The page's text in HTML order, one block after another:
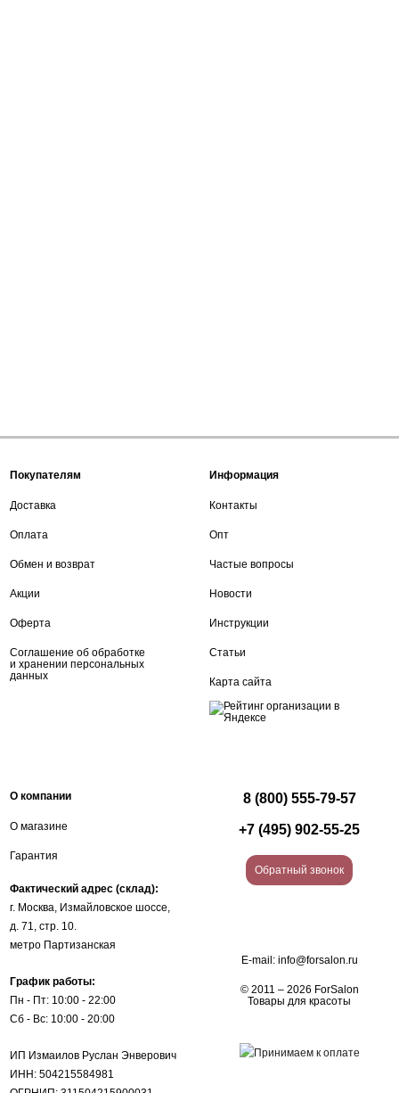
Покупателям
Доставка
Оплата
Обмен и возврат
Акции
Оферта
Соглашение об обработке
и хранении персональных
данных
Информация
Контакты
Опт
Частые вопросы
Новости
Инструкции
Статьи
Карта сайта
О компании
О магазине
Гарантия
Фактический адрес (склад):
г. Москва, Измайловское шоссе,
д. 71, стр. 10.
метро Партизанская
График работы:
Пн - Пт: 10:00 - 22:00
Сб - Вс: 10:00 - 20:00
ИП Измаилов Руслан Энверович
ИНН: 504215584981
8 (800) 555-79-57
+7 (495) 902-55-25
Обратный звонок
E-mail: info@forsalon.ru
© 2011 – 2026 ForSalon
Товары для красоты